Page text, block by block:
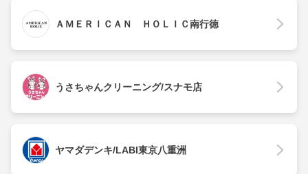
ＡＭＥＲＩＣＡＮ ＨＯＬＩＣ南行徳
うさちゃんクリーニング/スナモ店
ヤマダデンキ/LABI東京八重洲